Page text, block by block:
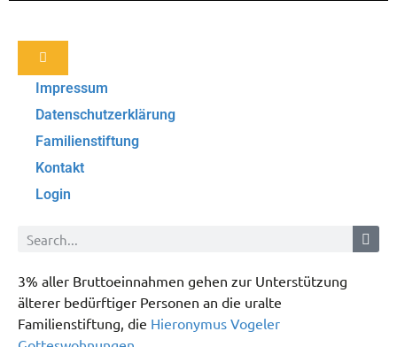
Impressum
Datenschutzerklärung
Familienstiftung
Kontakt
Login
3% aller Bruttoeinnahmen gehen zur Unterstützung
älterer bedürftiger Personen an die uralte
Familienstiftung, die Hieronymus Vogeler